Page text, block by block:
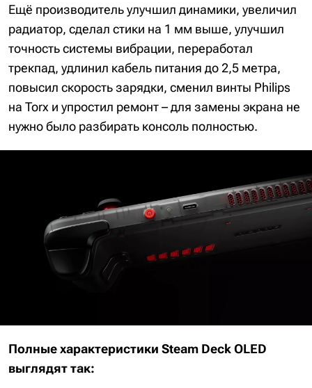
Ещё производитель улучшил динамики, увеличил
радиатор, сделал стики на 1 мм выше, улучшил
точность системы вибрации, переработал
трекпад, удлинил кабель питания до 2,5 метра,
повысил скорость зарядки, сменил винты Philips
на Torx и упростил ремонт – для замены экрана не
нужно было разбирать консоль полностью.
Полные характеристики Steam Deck OLED
выглядят так: